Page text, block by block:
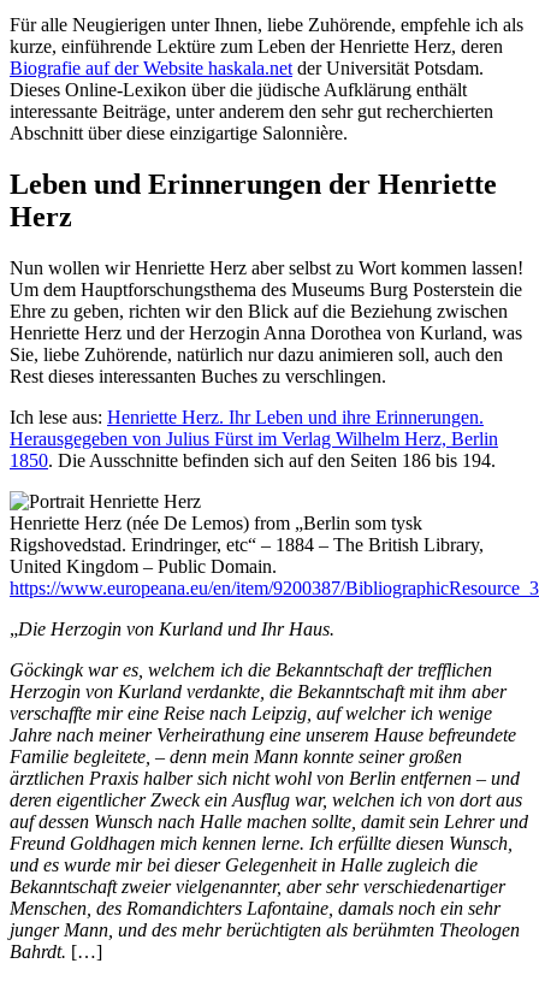
Für alle Neugierigen unter Ihnen, liebe Zuhörende, empfehle ich als
kurze, einführende Lektüre zum Leben der Henriette Herz, deren
Biografie auf der Website haskala.net der Universität Potsdam.
Dieses Online-Lexikon über die jüdische Aufklärung enthält
interessante Beiträge, unter anderem den sehr gut recherchierten
Abschnitt über diese einzigartige Salonnière.
Leben und Erinnerungen der Henriette
Herz
Nun wollen wir Henriette Herz aber selbst zu Wort kommen lassen!
Um dem Hauptforschungsthema des Museums Burg Posterstein die
Ehre zu geben, richten wir den Blick auf die Beziehung zwischen
Henriette Herz und der Herzogin Anna Dorothea von Kurland, was
Sie, liebe Zuhörende, natürlich nur dazu animieren soll, auch den
Rest dieses interessanten Buches zu verschlingen.
Ich lese aus: Henriette Herz. Ihr Leben und ihre Erinnerungen.
Herausgegeben von Julius Fürst im Verlag Wilhelm Herz, Berlin
1850. Die Ausschnitte befinden sich auf den Seiten 186 bis 194.
Henriette Herz (née De Lemos) from „Berlin som tysk
Rigshovedstad. Erindringer, etc“ – 1884 – The British Library,
United Kingdom – Public Domain.
https://www.europeana.eu/en/item/9200387/
„Die Herzogin von Kurland und Ihr Haus.
Göckingk war es, welchem ich die Bekanntschaft der trefflichen
Herzogin von Kurland verdankte, die Bekanntschaft mit ihm aber
verschaffte mir eine Reise nach Leipzig, auf welcher ich wenige
Jahre nach meiner Verheirathung eine unserem Hause befreundete
Familie begleitete, – denn mein Mann konnte seiner großen
ärztlichen Praxis halber sich nicht wohl von Berlin entfernen – und
deren eigentlicher Zweck ein Ausflug war, welchen ich von dort aus
auf dessen Wunsch nach Halle machen sollte, damit sein Lehrer und
Freund Goldhagen mich kennen lerne. Ich erfüllte diesen Wunsch,
und es wurde mir bei dieser Gelegenheit in Halle zugleich die
Bekanntschaft zweier vielgenannter, aber sehr verschiedenartiger
Menschen, des Romandichters Lafontaine, damals noch ein sehr
junger Mann, und des mehr berüchtigten als berühmten Theologen
Bahrdt. […]